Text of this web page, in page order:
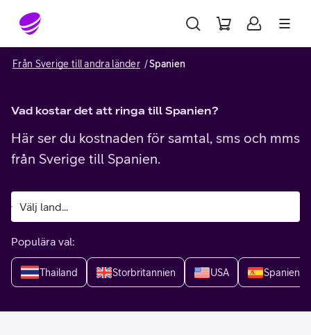
Gå till sidans innehåll
Från Sverige till andra länder Spanien
Vad kostar det att ringa till Spanien?
Här ser du kostnaden för samtal, sms och mms
från Sverige till Spanien.
Populära val:
Thailand Storbritannien USA Spanien